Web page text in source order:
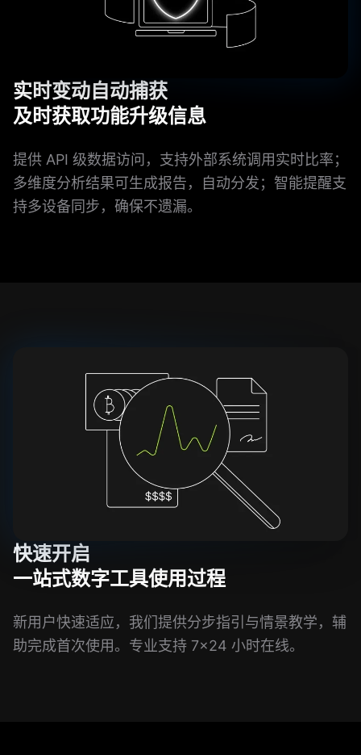
实时变动自动捕获
及时获取功能升级信息
提供 API 级数据访问，支持外部系统调用实时比率；
多维度分析结果可生成报告，自动分发；智能提醒支
持多设备同步，确保不遗漏。
快速开启
一站式数字工具使用过程
新用户快速适应，我们提供分步指引与情景教学，辅
助完成首次使用。专业支持 7×24 小时在线。